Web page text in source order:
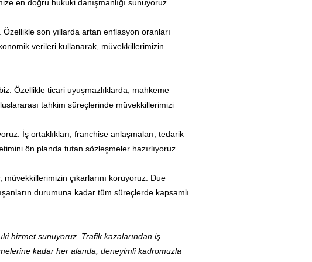
en doğru hukuki danışmanlığı sunuyoruz.
son yıllarda artan enflasyon oranları
verileri kullanarak, müvekkillerimizin
Özellikle ticari uyuşmazlıklarda, mahkeme
tahkim süreçlerinde müvekkillerimizi
İş ortaklıkları, franchise anlaşmaları, tedarik
ön planda tutan sözleşmeler hazırlıyoruz.
çıkarlarını koruyoruz. Due
durumuna kadar tüm süreçlerde kapsamlı
hizmet sunuyoruz. Trafik kazalarından iş
kadar her alanda, deneyimli kadromuzla